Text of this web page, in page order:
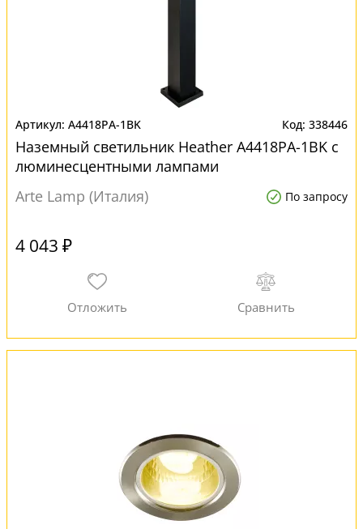
A4418PA-1BK 338446
Наземный светильник Heather A4418PA-1BK с
люминесцентными лампами
Arte Lamp (Италия)
По запросу
4 043 ₽